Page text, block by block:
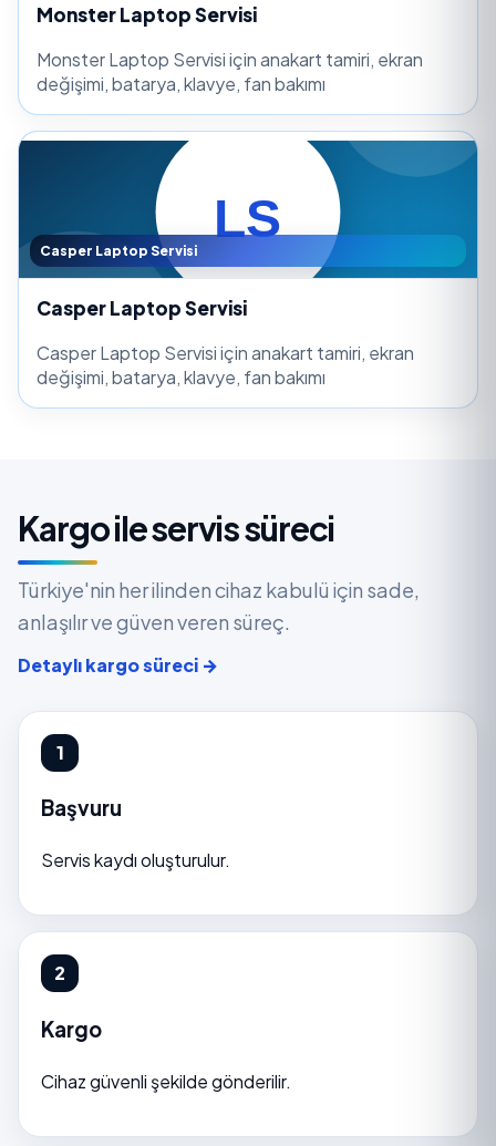
Monster Laptop Servisi
Monster Laptop Servisi için anakart tamiri, ekran
değişimi, batarya, klavye, fan bakımı
Casper Laptop Servisi
Casper Laptop Servisi
Casper Laptop Servisi için anakart tamiri, ekran
değişimi, batarya, klavye, fan bakımı
Kargo ile servis süreci
Türkiye'nin her ilinden cihaz kabulü için sade,
anlaşılır ve güven veren süreç.
Detaylı kargo süreci →
Başvuru
Servis kaydı oluşturulur.
Kargo
Cihaz güvenli şekilde gönderilir.